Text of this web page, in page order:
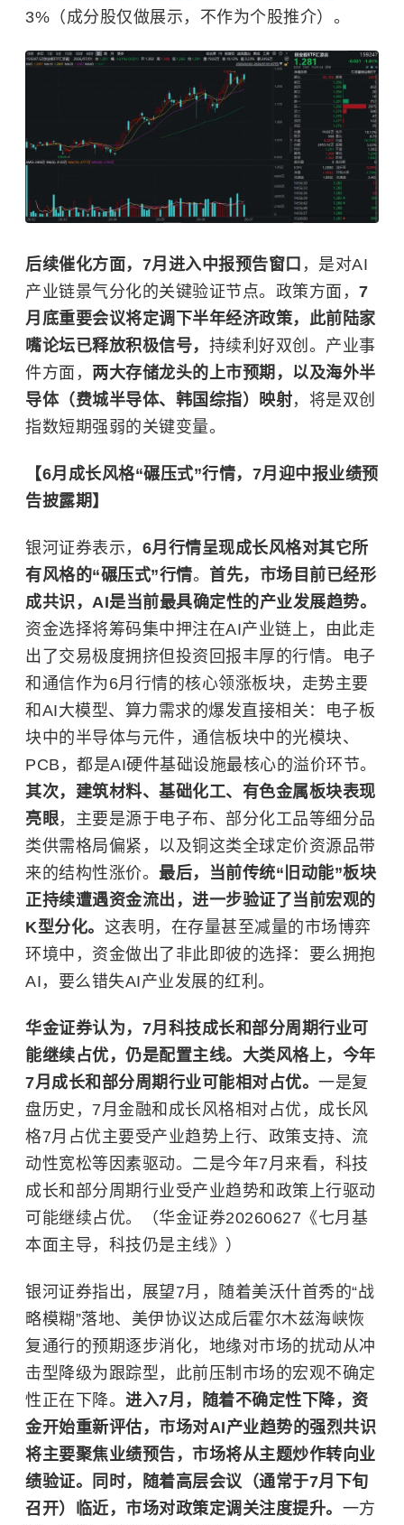
3%（成分股仅做展示，不作为个股推介）。
后续催化方面，7月进入中报预告窗口 ，是对AI
产业链景气分化的关键验证节点。政策方面， 7
月底重要会议将定调下半年经济政策，此前陆家
嘴论坛已释放积极信号， 持续利好双创。产业事
件方面， 两大存储龙头的上市预期，以及海外半
导体（费城半导体、韩国综指）映射，将是双创
指数短期强弱的关键变量。
【6月成长风格“碾压式”行情，7月迎中报业绩预
告披露期】
银河证券表示， 6月行情呈现成长风格对其它所
有风格的“碾压式”行情。 首先，市场目前已经形
成共识，AI是当前最具确定性的产业发展趋势。
资金选择将筹码集中押注在AI产业链上，由此走
出了交易极度拥挤但投资回报丰厚的行情。电子
和通信作为6月行情的核心领涨板块，走势主要
和AI大模型、算力需求的爆发直接相关：电子板
块中的半导体与元件，通信板块中的光模块、
PCB，都是AI硬件基础设施最核心的溢价环节。
其次，建筑材料、基础化工、有色金属板块表现
亮眼，主要是源于电子布、部分化工品等细分品
类供需格局偏紧，以及铜这类全球定价资源品带
来的结构性涨价。 最后，当前传统“旧动能”板块
正持续遭遇资金流出，进一步验证了当前宏观的
K型分化。 这表明，在存量甚至减量的市场博弈
环境中，资金做出了非此即彼的选择：要么拥抱
AI，要么错失AI产业发展的红利。
华金证券认为，7月科技成长和部分周期行业可
能继续占优，仍是配置主线。大类风格上，今年
7月成长和部分周期行业可能相对占优。 一是复
盘历史，7月金融和成长风格相对占优，成长风
格7月占优主要受产业趋势上行、政策支持、流
动性宽松等因素驱动。二是今年7月来看，科技
成长和部分周期行业受产业趋势和政策上行驱动
可能继续占优。（华金证券20260627《七月基
本面主导，科技仍是主线》）
银河证券指出，展望7月，随着美沃什首秀的“战
略模糊”落地、美伊协议达成后霍尔木兹海峡恢
复通行的预期逐步消化，地缘对市场的扰动从冲
击型降级为跟踪型，此前压制市场的宏观不确定
性正在下降。 进入7月，随着不确定性下降，资
金开始重新评估，市场对AI产业趋势的强烈共识
将主要聚焦业绩预告，市场将从主题炒作转向业
绩验证。同时，随着高层会议（通常于7月下旬
召开）临近，市场对政策定调关注度提升。 一方